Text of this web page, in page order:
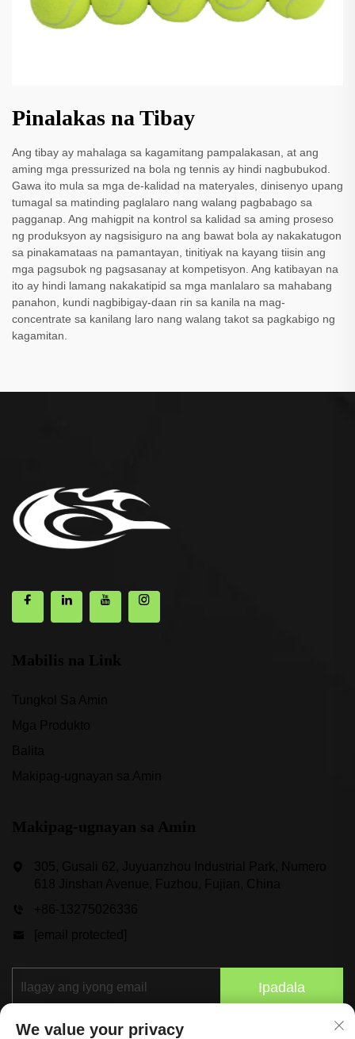
Pinalakas na Tibay
Ang tibay ay mahalaga sa kagamitang pampalakasan, at ang
aming mga pressurized na bola ng tennis ay hindi nagbubukod.
Gawa ito mula sa mga de-kalidad na materyales, dinisenyo upang
tumagal sa matinding paglalaro nang walang pagbabago sa
pagganap. Ang mahigpit na kontrol sa kalidad sa aming proseso
ng produksyon ay nagsisiguro na ang bawat bola ay nakakatugon
sa pinakamataas na pamantayan, tinitiyak na kayang tiisin ang
mga pagsubok ng pagsasanay at kompetisyon. Ang katibayan na
ito ay hindi lamang nakakatipid sa mga manlalaro sa mahabang
panahon, kundi nagbibigay-daan rin sa kanila na mag-
concentrate sa kanilang laro nang walang takot sa pagkabigo ng
kagamitan.
Ipadala
We value your privacy